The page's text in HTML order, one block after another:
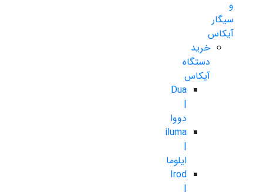
و
سیگار
آیکاس
خرید
دستگاه
آیکاس
Dua
|
دووا
iluma
|
ایلوما
Irod
|